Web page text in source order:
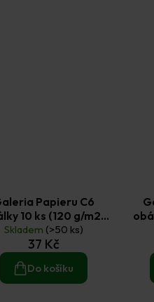
Papieru C6
10 ks (120 g/m2)
slonovinová kost
Skladem (>50 ks)
37 Kč
Do košíku